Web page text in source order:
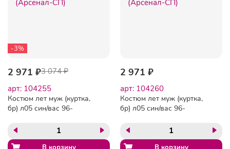
-3%
2 971 ₽3 074 ₽
арт: 104255
Костюм лет муж (куртка,
бр) л05 син/вас 96-
2 971 ₽
арт: 104260
Костюм лет муж (куртка,
бр) л05 син/вас 96-